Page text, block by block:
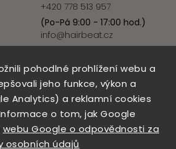
pohodlné prohlížení webu a
jeho funkce, výkon a
Analytics) a reklamní cookies
o tom, jak Google
webu Google o odpovědnosti za
osobních údajů
+420 778 513 957
(Po-Pá 9:00 - 17:00 hod.)
info@hairbeat.cz
. Všechna práva vyhrazena.
nastavení cookies